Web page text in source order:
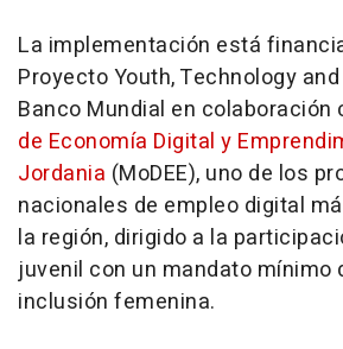
La implementación está
Proyecto Youth, Technology
Banco Mundial en colaboración
de Economía Digital y
Jordania (MoDEE), uno de los
nacionales de empleo digital
la región, dirigido a la
juvenil con un mandato mínimo
inclusión femenina.